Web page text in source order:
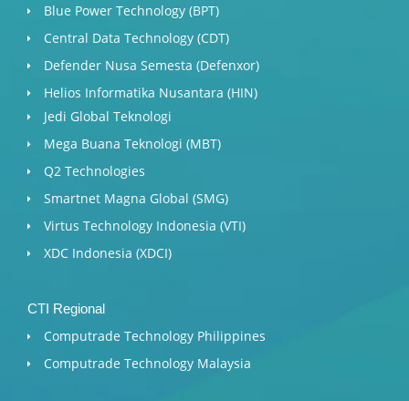
Blue Power Technology (BPT)​
Central Data Technology (CDT)
Defender Nusa Semesta (Defenxor)
Helios Informatika Nusantara (HIN)
Jedi Global Teknologi
Mega Buana Teknologi (MBT)
Q2 Technologies
Smartnet Magna Global (SMG)
Virtus Technology Indonesia (VTI)
XDC Indonesia (XDCI)
CTI Regional
Computrade Technology Philippines
Computrade Technology Malaysia